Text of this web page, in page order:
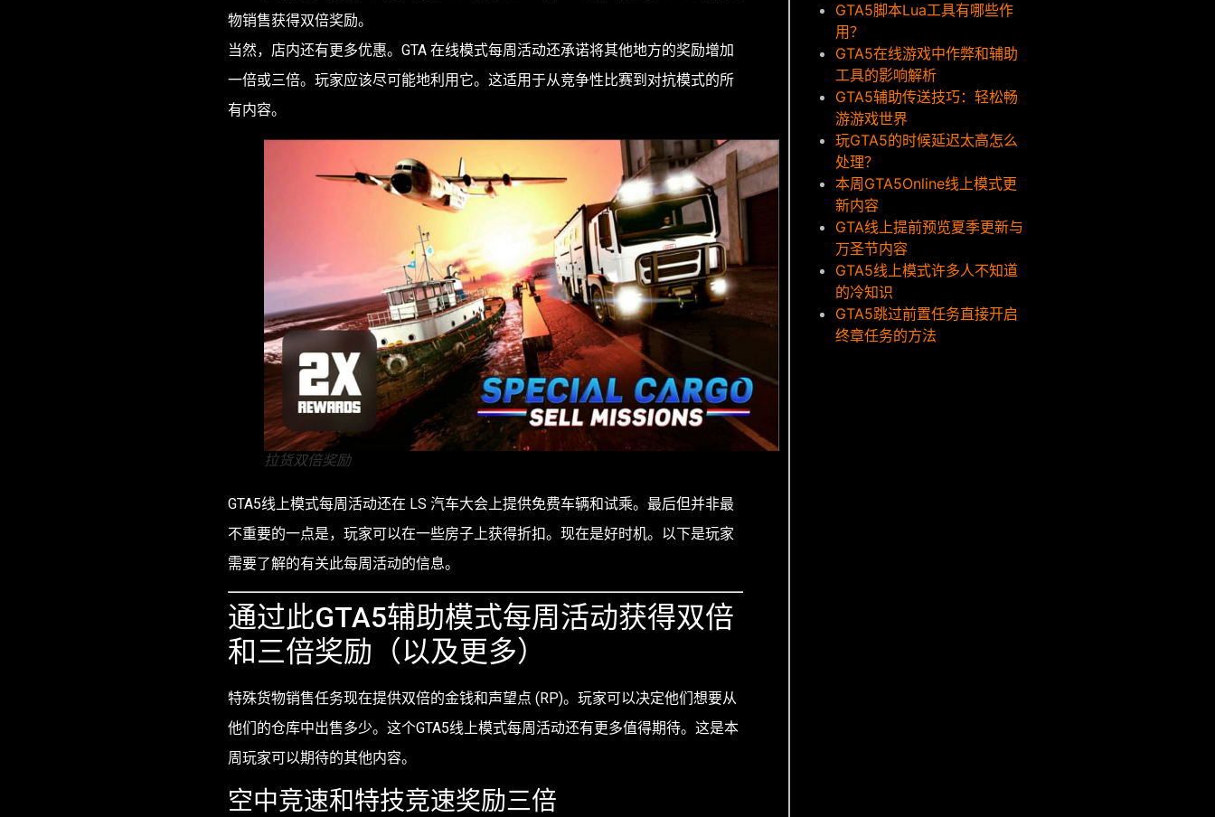
物销售获得双倍奖励。
当然，店内还有更多优惠。GTA 在线模式每周活动还承诺将其他地方的奖励增加
一倍或三倍。玩家应该尽可能地利用它。这适用于从竞争性比赛到对抗模式的所
有内容。
拉货双倍奖励
GTA5线上模式每周活动还在 LS 汽车大会上提供免费车辆和试乘。最后但并非最
不重要的一点是，玩家可以在一些房子上获得折扣。现在是好时机。以下是玩家
需要了解的有关此每周活动的信息。
通过此GTA5辅助模式每周活动获得双倍
和三倍奖励（以及更多）
特殊货物销售任务现在提供双倍的金钱和声望点 (RP)。玩家可以决定他们想要从
他们的仓库中出售多少。这个GTA5线上模式每周活动还有更多值得期待。这是本
周玩家可以期待的其他内容。
空中竞速和特技竞速奖励三倍
GTA5脚本Lua工具有哪些作
用？
GTA5在线游戏中作弊和辅助
工具的影响解析
GTA5辅助传送技巧：轻松畅
游游戏世界
玩GTA5的时候延迟太高怎么
处理？
本周GTA5Online线上模式更
新内容
GTA线上提前预览夏季更新与
万圣节内容
GTA5线上模式许多人不知道
的冷知识
GTA5跳过前置任务直接开启
终章任务的方法